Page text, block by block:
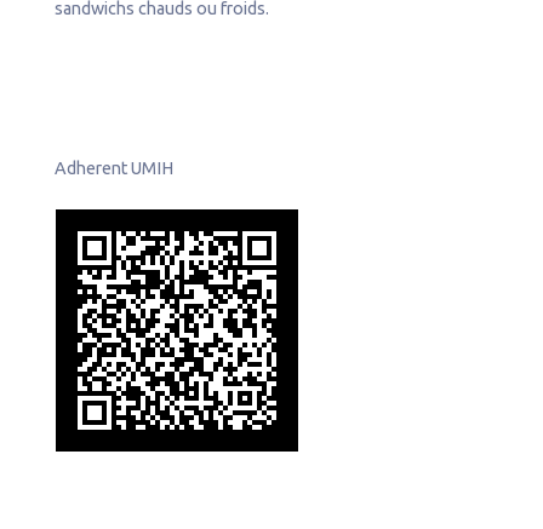
sandwichs chauds ou froids.
Adherent UMIH